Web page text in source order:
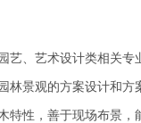
艺、艺术设计类相关专
林景观的方案设计和方
特性，善于现场布景，